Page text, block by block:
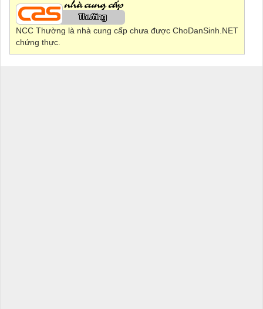
NCC Thường là nhà cung cấp chưa được ChoDanSinh.NET
chứng thực.